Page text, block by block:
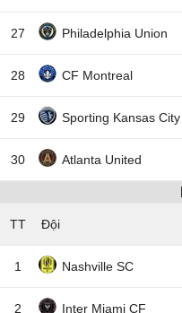
27 Philadelphia Union
28 CF Montreal
29 Sporting Kansas City
30 Atlanta United
TT Đội
1 Nashville SC
2 Inter Miami CF